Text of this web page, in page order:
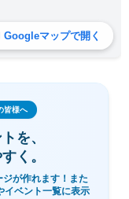
Googleマップで開く
皆様へ
を、
く。
ジが作れます！また
イベント一覧に表示